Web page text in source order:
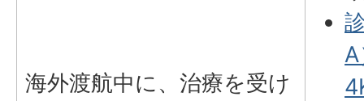
海外渡航中に、治療を受け